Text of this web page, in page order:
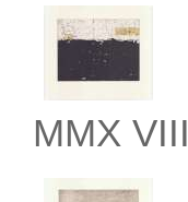
MMX VIII